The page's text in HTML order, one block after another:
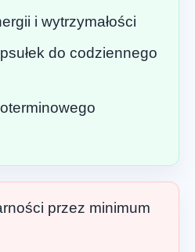
i wytrzymałości
do codziennego
przez minimum